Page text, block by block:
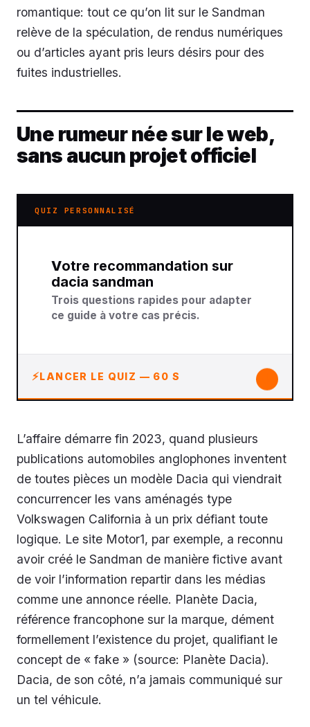
romantique: tout ce qu’on lit sur le Sandman
relève de la spéculation, de rendus numériques
ou d’articles ayant pris leurs désirs pour des
fuites industrielles.
Une rumeur née sur le web,
sans aucun projet officiel
QUIZ PERSONNALISÉ
Votre recommandation sur
dacia sandman
Trois questions rapides pour adapter
ce guide à votre cas précis.
LANCER LE QUIZ — 60 S ↓
L’affaire démarre fin 2023, quand plusieurs
publications automobiles anglophones inventent
de toutes pièces un modèle Dacia qui viendrait
concurrencer les vans aménagés type
Volkswagen California à un prix défiant toute
logique. Le site Motor1, par exemple, a reconnu
avoir créé le Sandman de manière fictive avant
de voir l’information repartir dans les médias
comme une annonce réelle. Planète Dacia,
référence francophone sur la marque, dément
formellement l’existence du projet, qualifiant le
concept de « fake » (source: Planète Dacia).
Dacia, de son côté, n’a jamais communiqué sur
un tel véhicule.